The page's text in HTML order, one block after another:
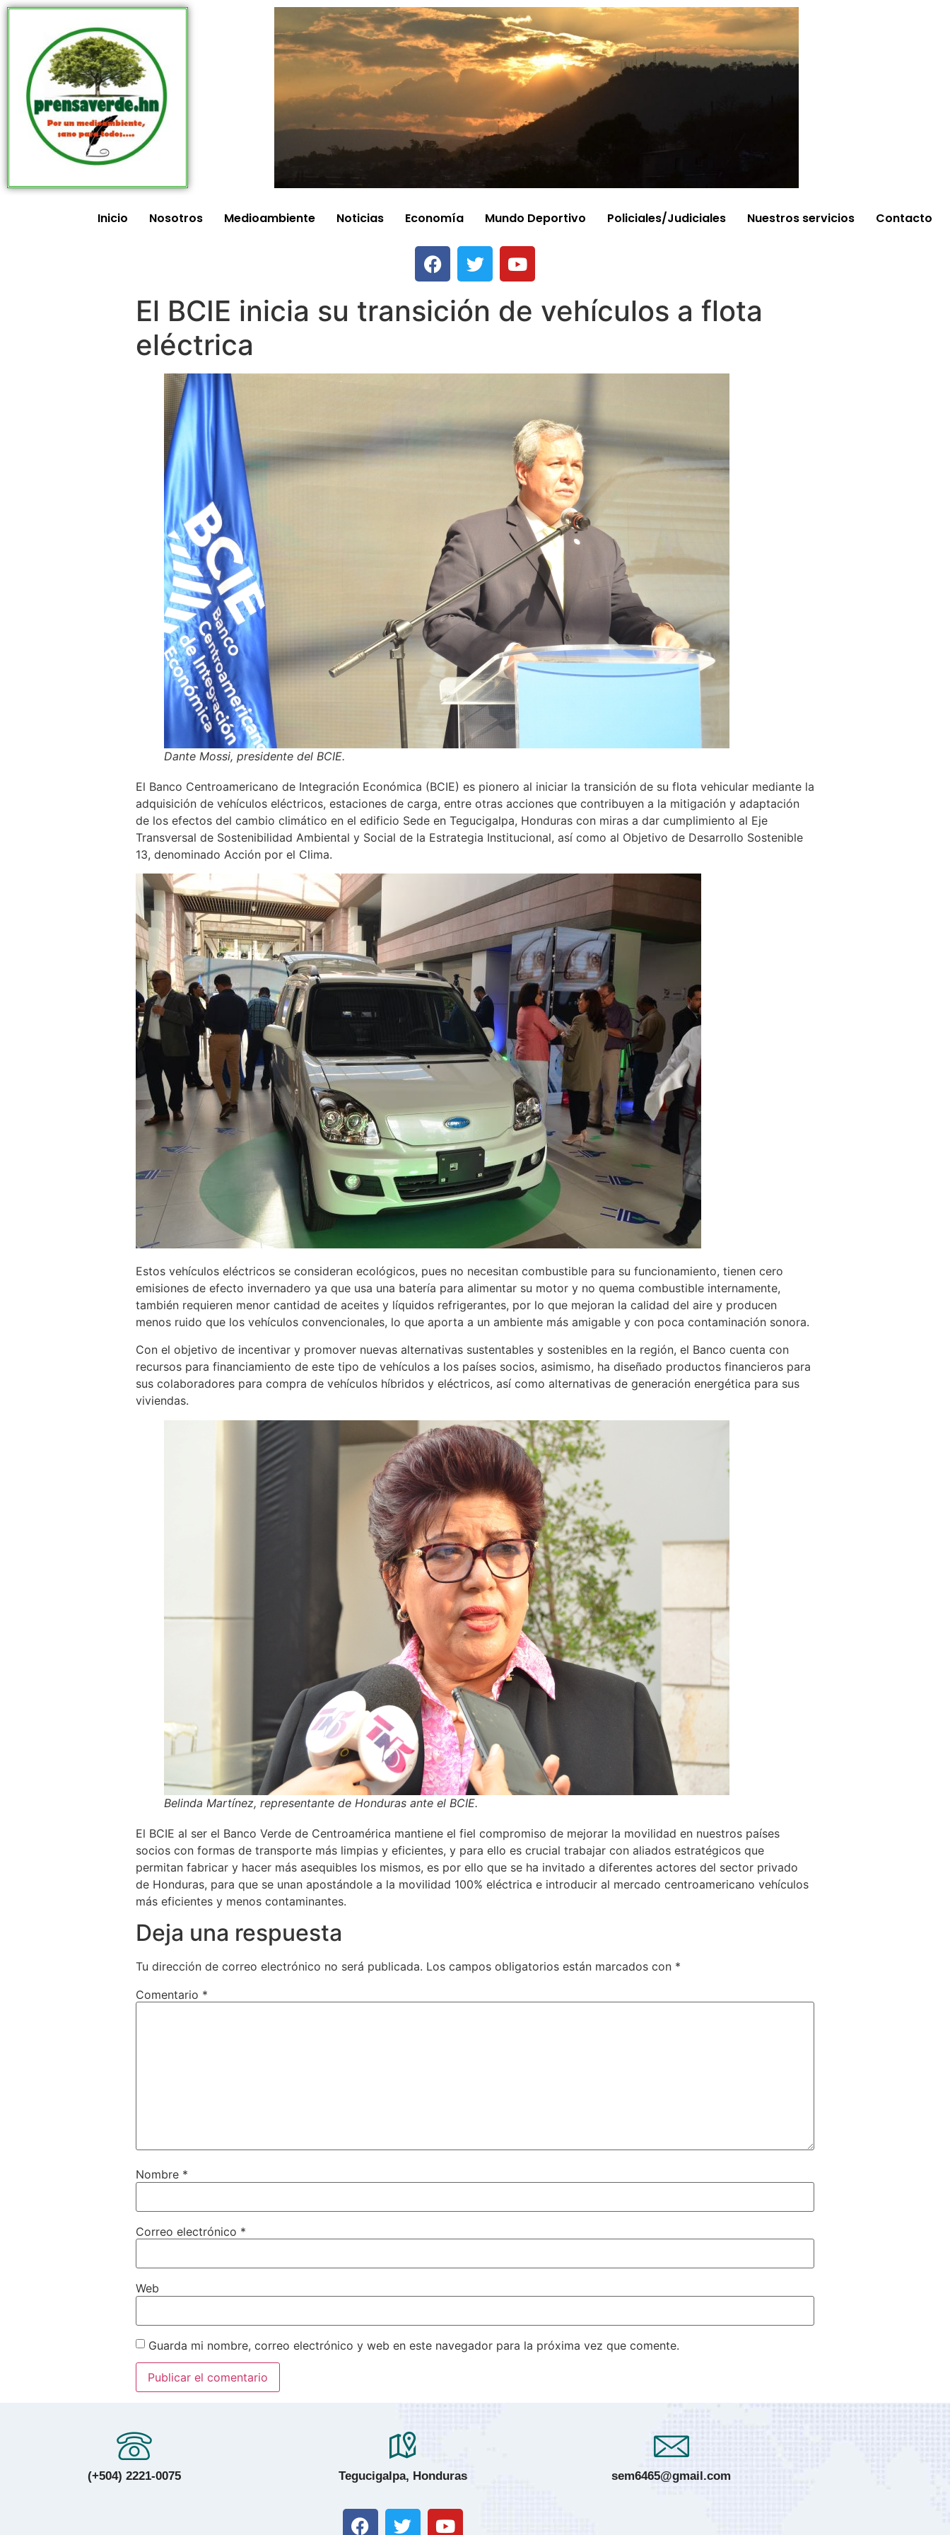
Inicio Nosotros Medioambiente Noticias Economía Mundo Deportivo Policiales/Judiciales Nuestros servicios Contacto
El BCIE inicia su transición de vehículos a flota
eléctrica
Dante Mossi, presidente del BCIE.
El Banco Centroamericano de Integración Económica (BCIE) es pionero al iniciar la transición de su flota vehicular mediante la
adquisición de vehículos eléctricos, estaciones de carga, entre otras acciones que contribuyen a la mitigación y adaptación
de los efectos del cambio climático en el edificio Sede en Tegucigalpa, Honduras con miras a dar cumplimiento al Eje
Transversal de Sostenibilidad Ambiental y Social de la Estrategia Institucional, así como al Objetivo de Desarrollo Sostenible
13, denominado Acción por el Clima.
Estos vehículos eléctricos se consideran ecológicos, pues no necesitan combustible para su funcionamiento, tienen cero
emisiones de efecto invernadero ya que usa una batería para alimentar su motor y no quema combustible internamente,
también requieren menor cantidad de aceites y líquidos refrigerantes, por lo que mejoran la calidad del aire y producen
menos ruido que los vehículos convencionales, lo que aporta a un ambiente más amigable y con poca contaminación sonora.
Con el objetivo de incentivar y promover nuevas alternativas sustentables y sostenibles en la región, el Banco cuenta con
recursos para financiamiento de este tipo de vehículos a los países socios, asimismo, ha diseñado productos financieros para
sus colaboradores para compra de vehículos híbridos y eléctricos, así como alternativas de generación energética para sus
viviendas.
Belinda Martínez, representante de Honduras ante el BCIE.
El BCIE al ser el Banco Verde de Centroamérica mantiene el fiel compromiso de mejorar la movilidad en nuestros países
socios con formas de transporte más limpias y eficientes, y para ello es crucial trabajar con aliados estratégicos que
permitan fabricar y hacer más asequibles los mismos, es por ello que se ha invitado a diferentes actores del sector privado
de Honduras, para que se unan apostándole a la movilidad 100% eléctrica e introducir al mercado centroamericano vehículos
más eficientes y menos contaminantes.
Deja una respuesta
Tu dirección de correo electrónico no será publicada. Los campos obligatorios están marcados con *
Comentario *
Nombre *
Correo electrónico *
Web
Guarda mi nombre, correo electrónico y web en este navegador para la próxima vez que comente.
(+504) 2221-0075 Tegucigalpa, Honduras sem6465@gmail.com